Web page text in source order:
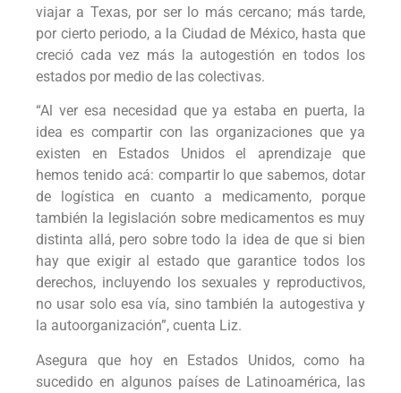
viajar a Texas, por ser lo más cercano; más tarde,
por cierto periodo, a la Ciudad de México, hasta que
creció cada vez más la autogestión en todos los
estados por medio de las colectivas.
“Al ver esa necesidad que ya estaba en puerta, la
idea es compartir con las organizaciones que ya
existen en Estados Unidos el aprendizaje que
hemos tenido acá: compartir lo que sabemos, dotar
de logística en cuanto a medicamento, porque
también la legislación sobre medicamentos es muy
distinta allá, pero sobre todo la idea de que si bien
hay que exigir al estado que garantice todos los
derechos, incluyendo los sexuales y reproductivos,
no usar solo esa vía, sino también la autogestiva y
la autoorganización”, cuenta Liz.
Asegura que hoy en Estados Unidos, como ha
sucedido en algunos países de Latinoamérica, las